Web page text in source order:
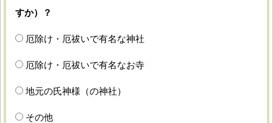
すか）？
厄除け・厄祓いで有名な神社
厄除け・厄祓いで有名なお寺
地元の氏神様（の神社）
その他